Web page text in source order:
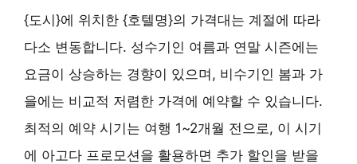
{도시}에 위치한 {호텔명}의 가격대는 계절에 따라
다소 변동합니다. 성수기인 여름과 연말 시즌에는
요금이 상승하는 경향이 있으며, 비수기인 봄과 가
을에는 비교적 저렴한 가격에 예약할 수 있습니다.
최적의 예약 시기는 여행 1~2개월 전으로, 이 시기
에 아고다 프로모션을 활용하면 추가 할인을 받을